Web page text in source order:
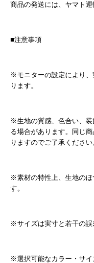
商品の発送には、ヤマト運
■注意事項
※モニターの設定により
ります。
※生地の質感、色合い、
る場合があります。同じ
りますのでご了承ください
※素材の特性上、生地のほ
す。
※サイズは実寸と若干の誤
※選択可能なカラー・サイ